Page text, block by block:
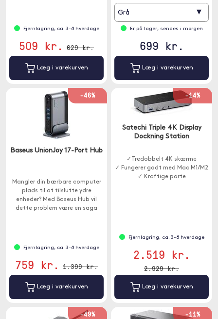
Fjernlagring, ca. 3-8 hverdage
509 kr. 629 kr.
Læg i varekurven
Grå ▾
Er på lager, sendes i morgen
699 kr.
Læg i varekurven
-46%
Baseus UnionJoy 17-Port Hub
Mangler din bærbare computer
plads til at tilslutte ydre
enheder? Med Baseus Hub vil
dette problem være en saga
Fjernlagring, ca. 3-8 hverdage
759 kr. 1.399 kr.
Læg i varekurven
-14%
Satechi Triple 4K Display
Dockning Station
✓Tredobbelt 4K skærme
✓ Fungerer godt med Mac M1/M2
✓ Kraftige porte
Fjernlagring, ca. 3-8 hverdage
2.519 kr.
2.929 kr.
Læg i varekurven
-49% -11%